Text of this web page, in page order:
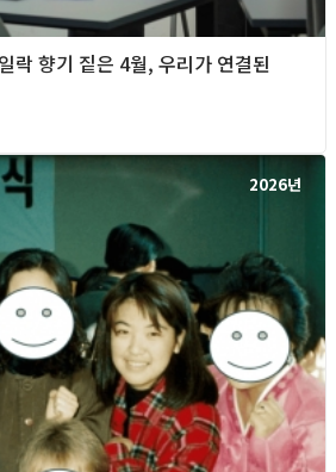
락 향기 짙은 4월, 우리가 연결된
2026년